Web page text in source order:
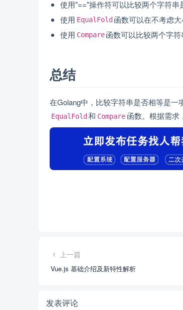
使用"=="操作符可以比较两个字符串
使用 EqualFold 函数可以在不考虑
使用 Compare 函数可以比较两个字符
总结
在Golang中，比较字符串是否相等是
EqualFold 和 Compare 函数。根据需求
上一篇
Vue.js 基础介绍及新特性解析
发表评论